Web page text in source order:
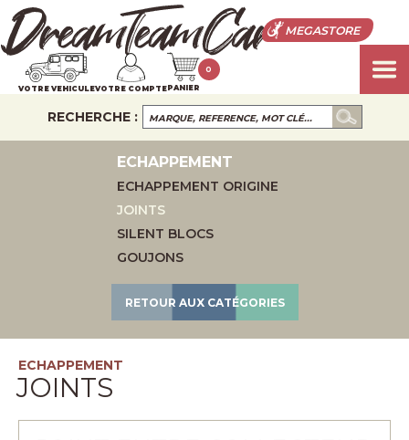
MEGASTORE
VOTRE VEHICULEVOTRE COMPTEPANIER
0
RECHERCHE :
ECHAPPEMENT
ECHAPPEMENT ORIGINE
JOINTS
SILENT BLOCS
GOUJONS
RETOUR AUX CATÉGORIES
ECHAPPEMENT
JOINTS